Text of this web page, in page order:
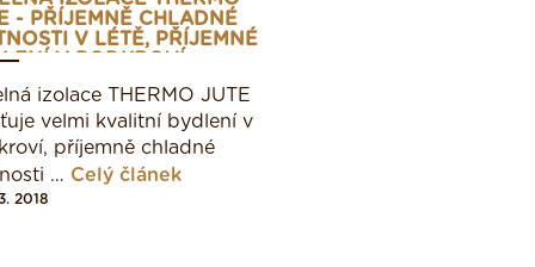
- PŘÍJEMNĚ CHLADNÉ
V LÉTĚ, PŘÍJEMNÉ
V PODKROVÍ
izolace THERMO JUTE
velmi kvalitní bydlení v
příjemně chladné
… Celý článek
2018